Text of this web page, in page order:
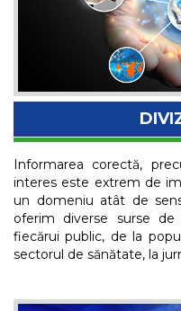
Informarea corectă,
interes este extrem de
un domeniu atât de
oferim diverse surse de
fiecărui public, de la
sectorul de sănătate, la